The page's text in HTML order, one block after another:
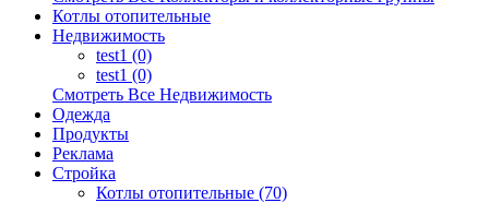
Котлы отопительные
Недвижимость
test1 (0)
test1 (0)
Смотреть Все Недвижимость
Одежда
Продукты
Реклама
Стройка
Котлы отопительные (70)